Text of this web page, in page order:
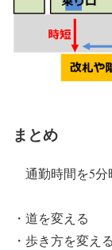
まとめ
通勤時間を5分
・道を変える
・歩き方を変える